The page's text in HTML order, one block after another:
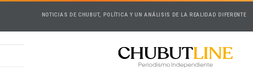
NOTICIAS DE CHUBUT, POLÍTICA Y UN ANÁLISIS DE LA REALIDAD DIFERENTE